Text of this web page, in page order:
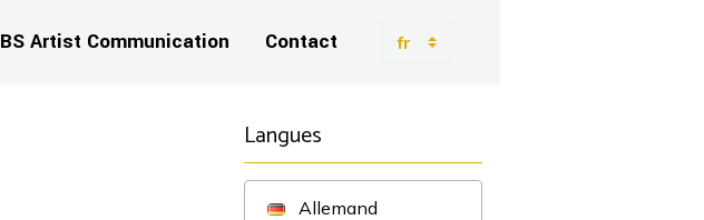
BS Artist Communication Contact
Langues
Allemand